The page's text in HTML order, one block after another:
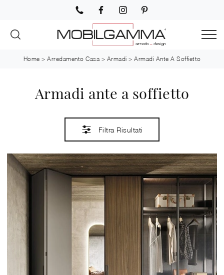
Home > Arredamento Casa > Armadi > Armadi Ante A Soffietto
Armadi ante a soffietto
Filtra Risultati